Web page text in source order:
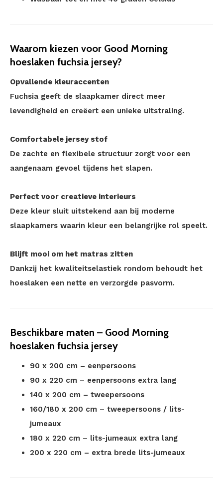
Waarom kiezen voor Good Morning
hoeslaken fuchsia jersey?
Opvallende kleuraccenten
Fuchsia geeft de slaapkamer direct meer
levendigheid en creëert een unieke uitstraling.
Comfortabele jersey stof
De zachte en flexibele structuur zorgt voor een
aangenaam gevoel tijdens het slapen.
Perfect voor creatieve interieurs
Deze kleur sluit uitstekend aan bij moderne
slaapkamers waarin kleur een belangrijke rol speelt.
Blijft mooi om het matras zitten
Dankzij het kwaliteitselastiek rondom behoudt het
hoeslaken een nette en verzorgde pasvorm.
Beschikbare maten – Good Morning
hoeslaken fuchsia jersey
90 x 200 cm – eenpersoons
90 x 220 cm – eenpersoons extra lang
140 x 200 cm – tweepersoons
160/180 x 200 cm – tweepersoons / lits-
jumeaux
180 x 220 cm – lits-jumeaux extra lang
200 x 220 cm – extra brede lits-jumeaux